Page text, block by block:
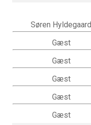
Søren Hyldegaard
Gæst
Gæst
Gæst
Gæst
Gæst